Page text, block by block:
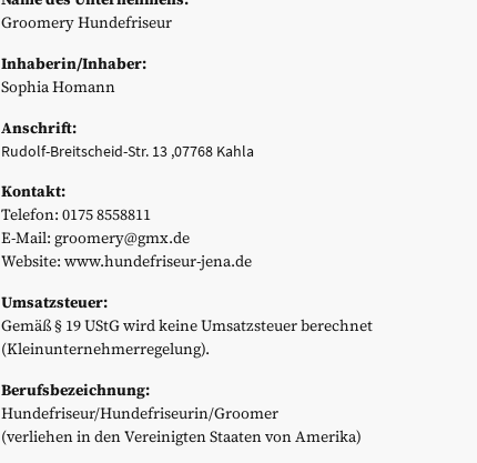
Groomery Hundefriseur
Inhaberin/Inhaber:
Sophia Homann
Anschrift:
Rudolf-Breitscheid-Str. 13 ,07768 Kahla
Kontakt:
Telefon: 0175 8558811
E-Mail: groomery@gmx.de
Website: www.hundefriseur-jena.de
Umsatzsteuer:
Gemäß § 19 UStG wird keine Umsatzsteuer berechnet
(Kleinunternehmerregelung).
Berufsbezeichnung:
Hundefriseur/Hundefriseurin/Groomer
(verliehen in den Vereinigten Staaten von Amerika)